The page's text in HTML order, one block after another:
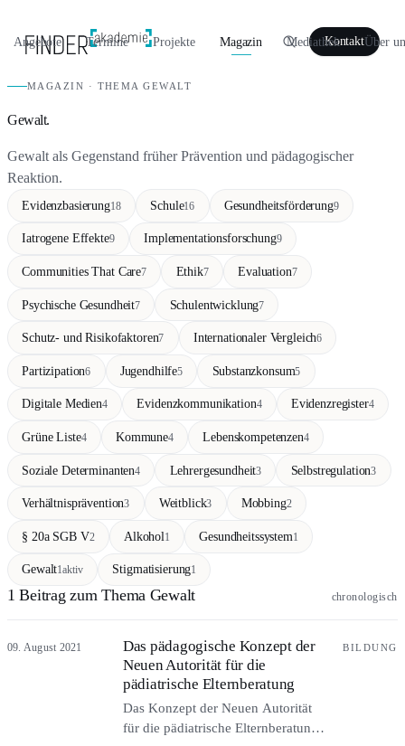
Angebote Termine Projekte Magazin Mediathek Über
Kontakt
MAGAZIN · THEMA GEWALT
Gewalt.
Gewalt als Gegenstand früher Prävention und pädagogischer
Reaktion.
Evidenzbasierung18 Schule16 Gesundheitsförderung9
Iatrogene Effekte9 Implementationsforschung9
Communities That Care7 Ethik7 Evaluation7
Psychische Gesundheit7 Schulentwicklung7
Schutz- und Risikofaktoren7 Internationaler Vergleich6
Partizipation6 Jugendhilfe5 Substanzkonsum5
Digitale Medien4 Evidenzkommunikation4 Evidenzregister4
Grüne Liste4 Kommune4 Lebenskompetenzen4
Soziale Determinanten4 Lehrergesundheit3 Selbstregulation3
Verhältnisprävention3 Weitblick3 Mobbing2
§ 20a SGB V2 Alkohol1 Gesundheitssystem1
Gewalt1aktiv Stigmatisierung1
1 Beitrag zum Thema Gewalt chronologisch
09. August 2021
Das pädagogische Konzept der
Neuen Autorität für die
pädiatrische Elternberatung
Das Konzept der Neuen Autorität
für die pädiatrische Elternberatung:
BILDUNG